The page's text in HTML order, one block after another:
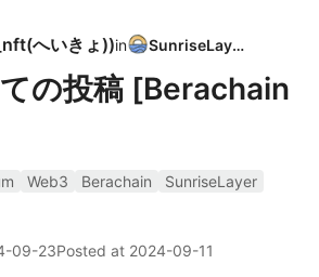
へいきょ))in SunriseLayer
の投稿 [Berachain
Web3 Berachain
SunriseLayer
09-23Posted at 2024-09-11